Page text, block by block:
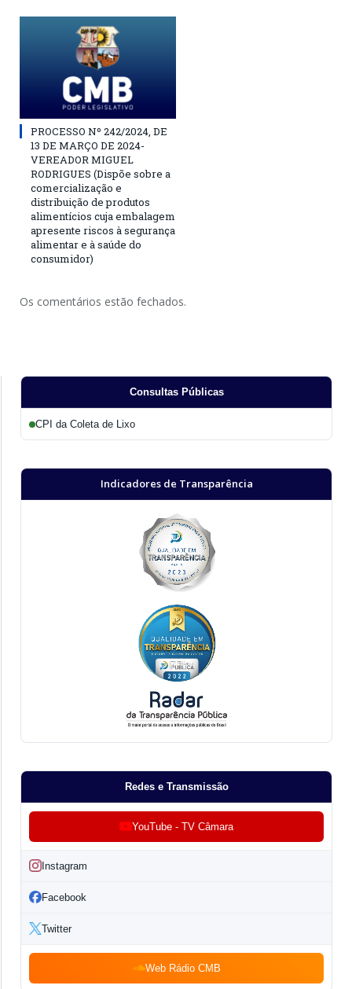
PROCESSO Nº 242/2024, DE
13 DE MARÇO DE 2024-
VEREADOR MIGUEL
RODRIGUES (Dispõe sobre a
comercialização e
distribuição de produtos
alimentícios cuja embalagem
apresente riscos à segurança
alimentar e à saúde do
consumidor)
Os comentários estão fechados.
Consultas Públicas
CPI da Coleta de Lixo
Indicadores de Transparência
Redes e Transmissão
YouTube - TV Câmara
Instagram
Facebook
Twitter
Web Rádio CMB